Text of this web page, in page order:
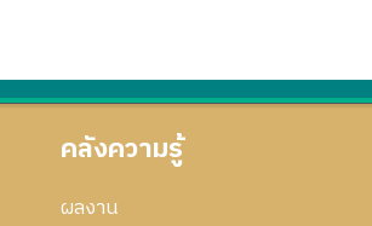
คลังความรู้
ผลงาน